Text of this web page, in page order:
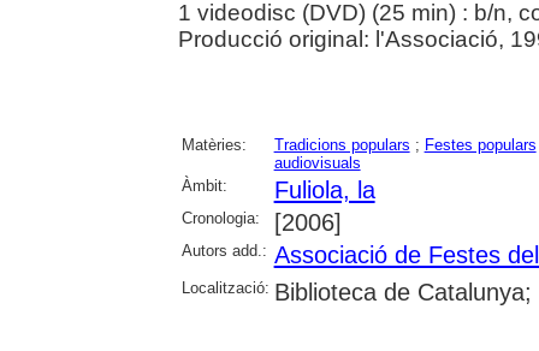
1 videodisc (DVD) (25 min) : b/n,
Producció original: l'Associació,
Matèries: Tradicions populars ; Festes populars
audiovisuals
Àmbit:
Fuliola, la
Cronologia: [2006]
Autors add.: Associació de Festes
Localització: Biblioteca de